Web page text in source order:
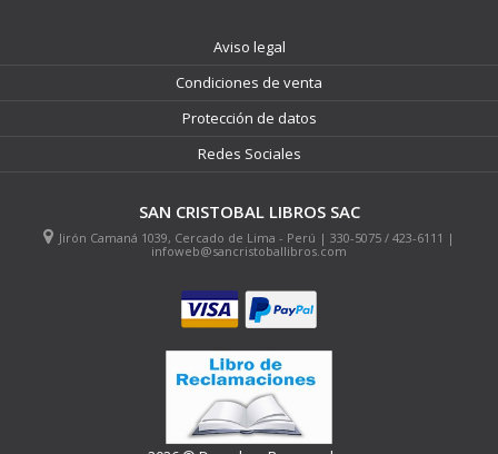
Aviso legal
Condiciones de venta
Protección de datos
Redes Sociales
SAN CRISTOBAL LIBROS SAC
Jirón Camaná 1039, Cercado de Lima - Perú | 330-5075 / 423-6111 |
infoweb@sancristoballibros.com